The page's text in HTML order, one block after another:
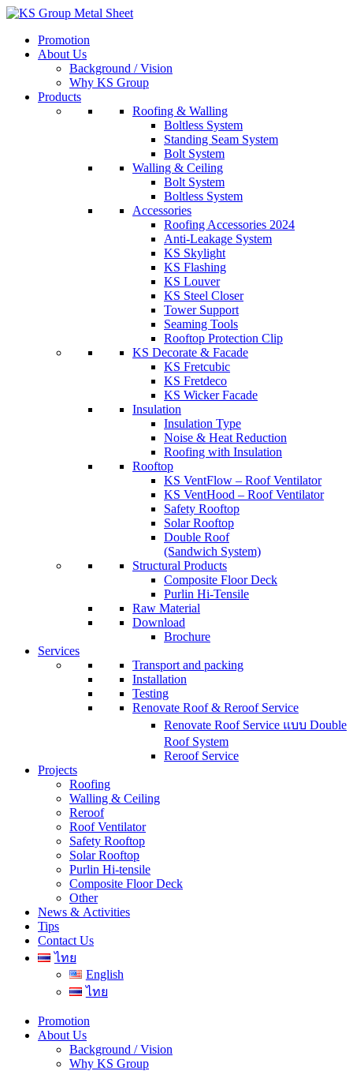
Skip
contentPromotion
About Us
Background / Vision
Why KS Group
Products
Roofing & Walling
Boltless System
Standing Seam System
Bolt System
Walling & Ceiling
Bolt System
Boltless System
Accessories
Roofing Accessories 2024
Anti-Leakage System
KS Skylight
KS Flashing
KS Louver
KS Steel Closer
Tower Support
Seaming Tools
Rooftop Protection Clip
KS Decorate & Facade
KS Fretcubic
KS Fretdeco
KS Wicker Facade
Insulation
Insulation Type
Noise & Heat Reduction
Roofing with Insulation
Rooftop
KS VentFlow – Roof Ventilator
KS VentHood – Roof Ventilator
Safety Rooftop
Solar Rooftop
Double Roof
(Sandwich System)
Structural Products
Composite Floor Deck
Purlin Hi-Tensile
Raw Material
Download
Brochure
Services
Transport and packing
Installation
Testing
Renovate Roof & Reroof Service
Renovate Roof Service แบบ Double
Roof System
Reroof Service
Projects
Roofing
Walling & Ceiling
Reroof
Roof Ventilator
Safety Rooftop
Solar Rooftop
Purlin Hi-tensile
Composite Floor Deck
Other
News & Activities
Tips
Contact Us
ไทย
English
ไทย
Promotion
About Us
Background / Vision
Why KS Group